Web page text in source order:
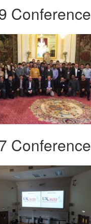
Conference
Conference